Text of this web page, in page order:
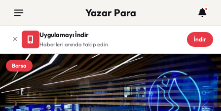
Yazar Para
Uygulamayı İndir
Haberleri anında takip edin
İndir
Borsa